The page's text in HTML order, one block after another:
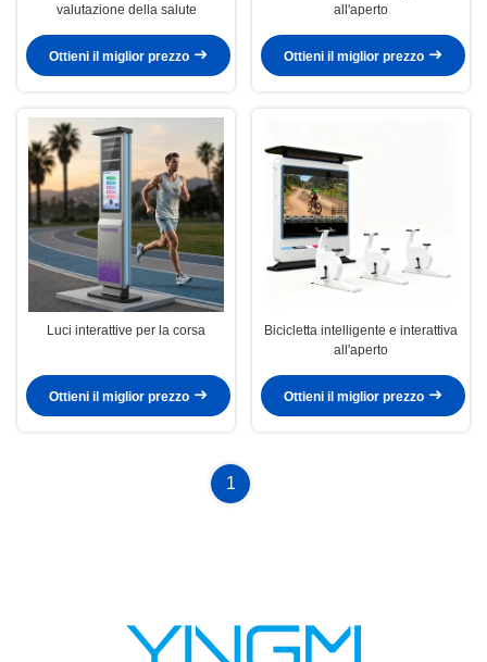
valutazione della salute
Ottieni il miglior prezzo
all'aperto
Ottieni il miglior prezzo
Luci interattive per la corsa
Ottieni il miglior prezzo
Bicicletta intelligente e interattiva
all'aperto
Ottieni il miglior prezzo
1